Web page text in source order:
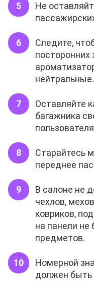
Не
Следите,
посторонних
нейтральные.
Оставляйте
багажника
Старайтесь
переднее
В салоне не
чехлов,
ковриков,
на панели не
предметов.
Номерной
должен